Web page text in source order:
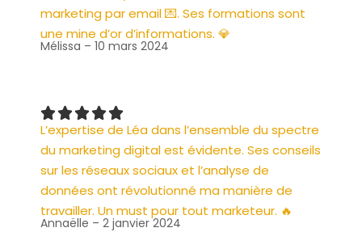
marketing par email 💌. Ses formations sont
une mine d’or d’informations. 💎
Mélissa – 10 mars 2024
L’expertise de Léa dans l’ensemble du spectre
du marketing digital est évidente. Ses conseils
sur les réseaux sociaux et l’analyse de
données ont révolutionné ma manière de
travailler. Un must pour tout marketeur. 🔥
Annaëlle – 2 janvier 2024